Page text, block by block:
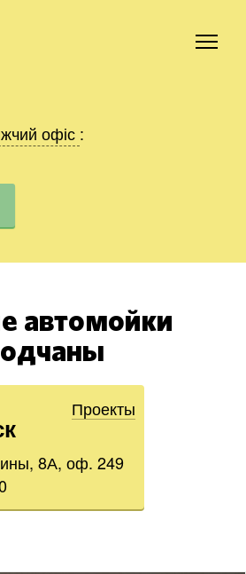
офіс :
автомойки
Проекты
8А, оф. 249